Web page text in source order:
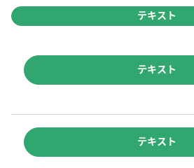
テキスト
テキスト
テキスト